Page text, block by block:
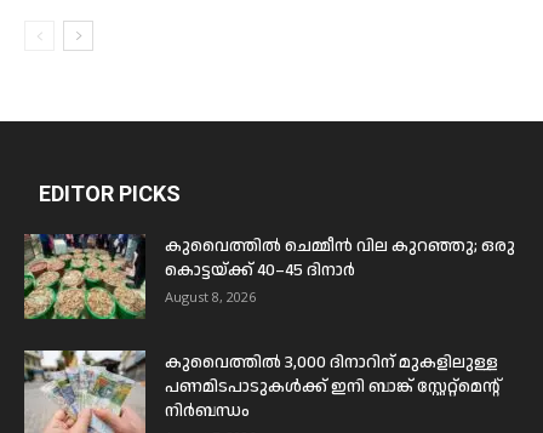
EDITOR PICKS
കുവൈത്തിൽ ചെമ്മീൻ വില കുറഞ്ഞു; ഒരു
കൊട്ടയ്ക്ക് 40–45 ദിനാർ
August 8, 2026
കുവൈത്തിൽ 3,000 ദിനാറിന് മുകളിലുള്ള
പണമിടപാടുകൾക്ക് ഇനി ബാങ്ക് സ്റ്റേറ്റ്മെന്റ്
നിർബന്ധം